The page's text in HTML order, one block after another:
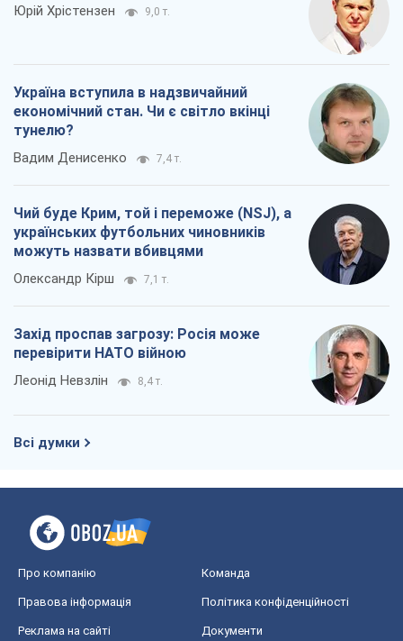
Юрій Хрістензен 9,0 т.
Україна вступила в надзвичайний
економічний стан. Чи є світло вкінці
тунелю?
Вадим Денисенко 7,4 т.
Чий буде Крим, той і переможе (NSJ), а
українських футбольних чиновників
можуть назвати вбивцями
Олександр Кірш 7,1 т.
Захід проспав загрозу: Росія може
перевірити НАТО війною
Леонід Невзлін 8,4 т.
Всі думки
Про компанію Команда
Правова інформація Політика конфіденційності
Реклама на сайті Документи